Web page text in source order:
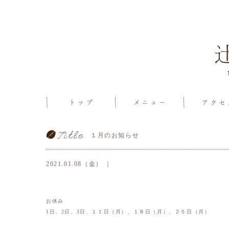
１月のお知らせ
2021.01.08（金） ｜
お休み
1日、2日、3日、１１日（月）、１８日（月）、２５日（月）